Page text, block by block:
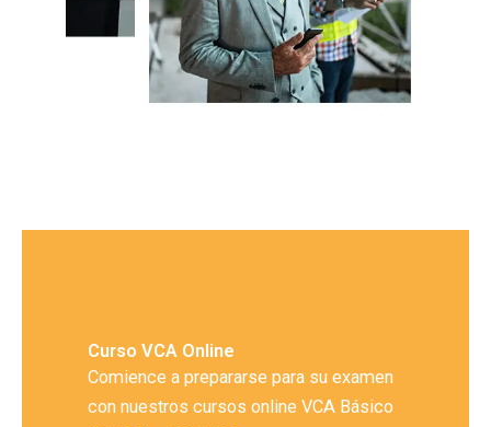
Curso VCA Online
Comience a prepararse para su examen
con nuestros cursos online VCA Básico